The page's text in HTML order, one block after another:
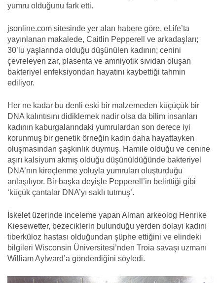
yumru olduğunu fark etti.
jsonline.com sitesinde yer alan habere göre, eLife’ta
yayınlanan makalede, Caitlin Pepperell ve arkadaşları;
30’lu yaşlarında olduğu düşünülen kadının; cenini
çevreleyen zar, plasenta ve amniyotik sıvıdan oluşan
bakteriyel enfeksiyondan hayatını kaybettiği tahmin
ediliyor.
Her ne kadar bu denli eski bir malzemeden küçüçük bir
DNA kalıntısını didiklemek nadir olsa da bilim insanları
kadının kaburgalarındaki yumrulardan son derece iyi
korunmuş bir genetik örneğin kadın daha hayattayken
oluşmasından şaşkınlık duymuş. Hamile olduğu ve cenine
aşırı kalsiyum akmış olduğu düşünüldüğünde bakteriyel
DNA’nın kireçlenme yoluyla yumruları oluşturduğu
anlaşılıyor. Bir başka deyişle Pepperell’in belirttiği gibi
‘küçük çantalar DNA’yı saklı tutmuş’.
İskelet üzerinde inceleme yapan Alman arkeolog Henrike
Kiesewetter, bezeciklerin bulunduğu yerden dolayı kadını
tiberküloz hastası olduğundan şüphe ettiğini ve elindeki
bilgileri Wisconsin Üniversitesi’nden Troia savaşı uzmanı
William Aylward’a gönderdiğini söyledi.